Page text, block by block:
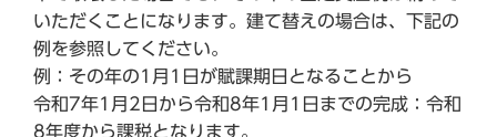
いただくことになります。建て替えの場合は、下記の
例を参照してください。
例：その年の1月1日が賦課期日となることから
令和7年1月2日から令和8年1月1日までの完成：令和
8年度から課税となります。